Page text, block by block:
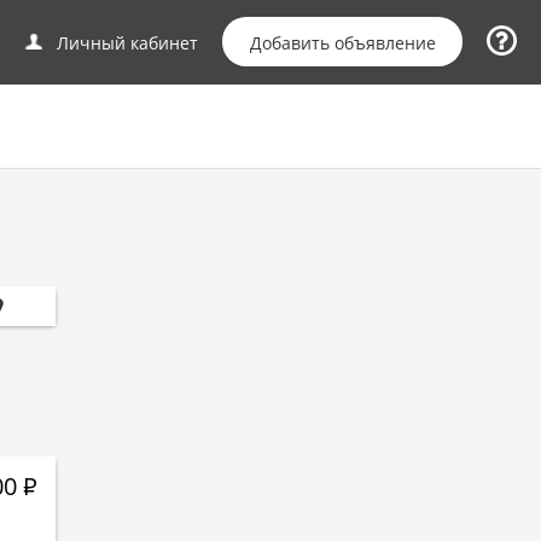
Личный кабинет Добавить объявление
Р